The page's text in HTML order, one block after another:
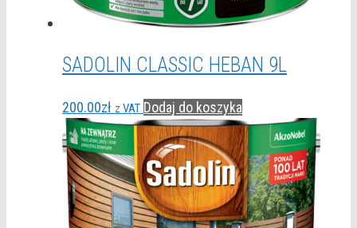
SADOLIN CLASSIC HEBAN 9L
200.00zł z VAT Dodaj do koszyka